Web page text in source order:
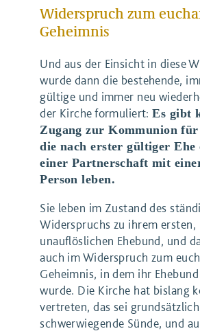
Widerspruch zum
Geheimnis
Und aus der Einsicht in diese
wurde dann die bestehende,
gültige und immer neu
der Kirche formuliert:Es gibt
Zugang zur Kommunion
die nach erster gültiger Ehe
einer Partnerschaft mit
Person leben.
Sie leben im Zustand des
Widerspruchs zu ihrem ersten,
unauflöslichen Ehebund, und
auch im Widerspruch zum
Geheimnis, in dem ihr
wurde. Die Kirche hat bislang
vertreten, das sei
schwerwiegende Sünde, und